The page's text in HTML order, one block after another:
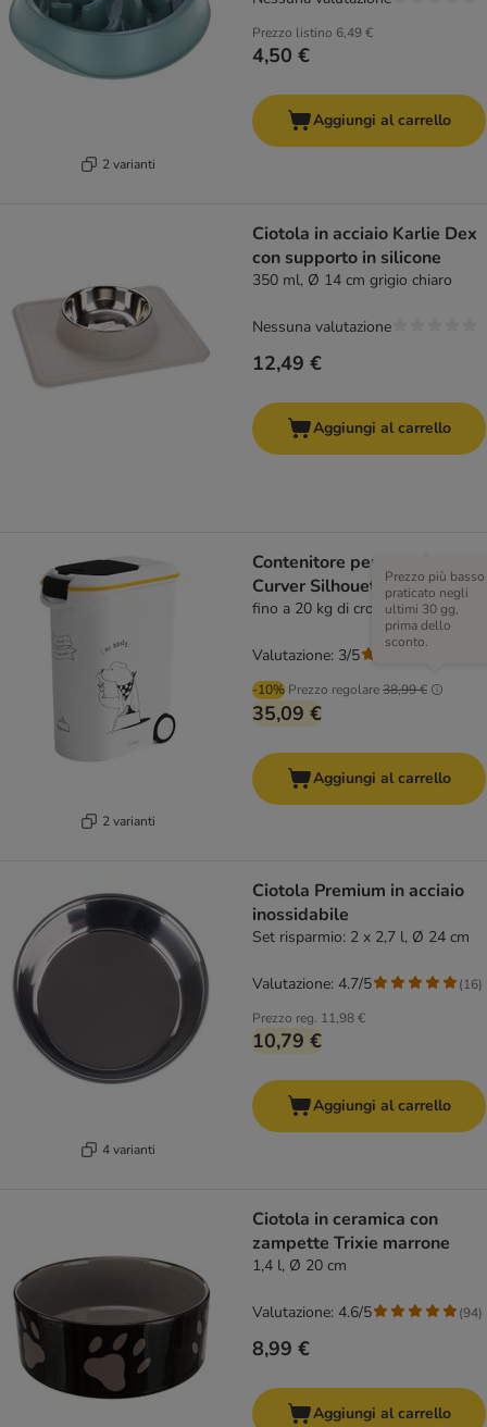
2 varianti
Prezzo listino 6,49 €
4,50 €
Aggiungi al carrello
Ciotola in acciaio Karlie Dex
con supporto in silicone
350 ml, Ø 14 cm grigio chiaro
12,49 €
Nessuna valutazione
Aggiungi al carrello
2 varianti
Contenitore per crocchette
Curver Silhouette per cani
fino a 20 kg di crocchette
-10% Prezzo regolare38,99 €
Prezzo più basso
praticato negli
ultimi 30 gg,
prima dello
sconto.
35,09 €
Valutazione: 3/5
Aggiungi al carrello
4 varianti
Ciotola Premium in acciaio
inossidabile
Set risparmio: 2 x 2,7 l, Ø 24 cm
Prezzo reg. 11,98 €
10,79 €
Valutazione: 4.7/5 (16)
Aggiungi al carrello
Ciotola in ceramica con
zampette Trixie marrone
1,4 l, Ø 20 cm
8,99 €
Valutazione: 4.6/5 (94)
Aggiungi al carrello